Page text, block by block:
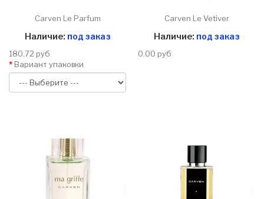
Carven Le Parfum
Наличие: под заказ
180.72 руб
Вариант упаковки
Carven Le Vetiver
Наличие: под заказ
0.00 руб